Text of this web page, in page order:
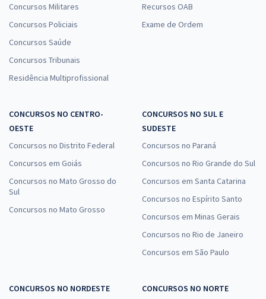
Concursos Militares
Concursos Policiais
Concursos Saúde
Concursos Tribunais
Residência Multiprofissional
Recursos OAB
Exame de Ordem
CONCURSOS NO CENTRO-
OESTE
Concursos no Distrito Federal
Concursos em Goiás
Concursos no Mato Grosso do
Sul
Concursos no Mato Grosso
CONCURSOS NO SUL E
SUDESTE
Concursos no Paraná
Concursos no Rio Grande do Sul
Concursos em Santa Catarina
Concursos no Espírito Santo
Concursos em Minas Gerais
Concursos no Rio de Janeiro
Concursos em São Paulo
CONCURSOS NO NORDESTE
CONCURSOS NO NORTE